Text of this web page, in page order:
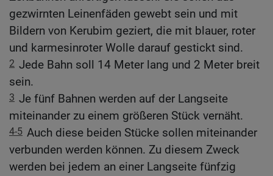
gezwirnten Leinenfäden gewebt sein und mit
Bildern von Kerubim geziert, die mit blauer, roter
und karmesinroter Wolle darauf gestickt sind.
2 Jede Bahn soll 14 Meter lang und 2 Meter breit
sein.
3 Je fünf Bahnen werden auf der Langseite
miteinander zu einem größeren Stück vernäht.
4-5 Auch diese beiden Stücke sollen miteinander
verbunden werden können. Zu diesem Zweck
werden bei jedem an einer Langseite fünfzig